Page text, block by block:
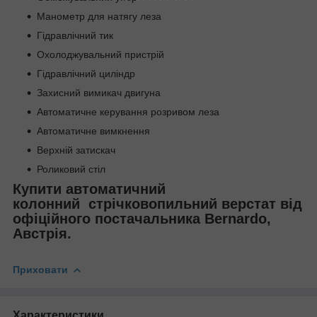
Манометр для натягу леза
Гідравлічний тик
Охолоджувальний пристрій
Гідравлічний циліндр
Захисний вимикач двигуна
Автоматичне керування розривом леза
Автоматичне вимкнення
Верхній затискач
Роликовий стіл
Купити автоматичний
колонний стрічковопильний верстат від
офіційного постачальника Bernardo,
Австрія.
Приховати